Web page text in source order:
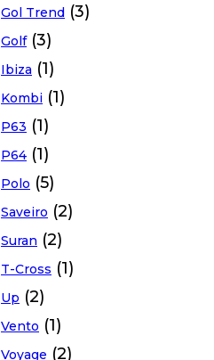
Gol Trend (3)
Golf (3)
Ibiza (1)
Kombi (1)
P63 (1)
P64 (1)
Polo (5)
Saveiro (2)
Suran (2)
T-Cross (1)
Up (2)
Vento (1)
Voyage (2)